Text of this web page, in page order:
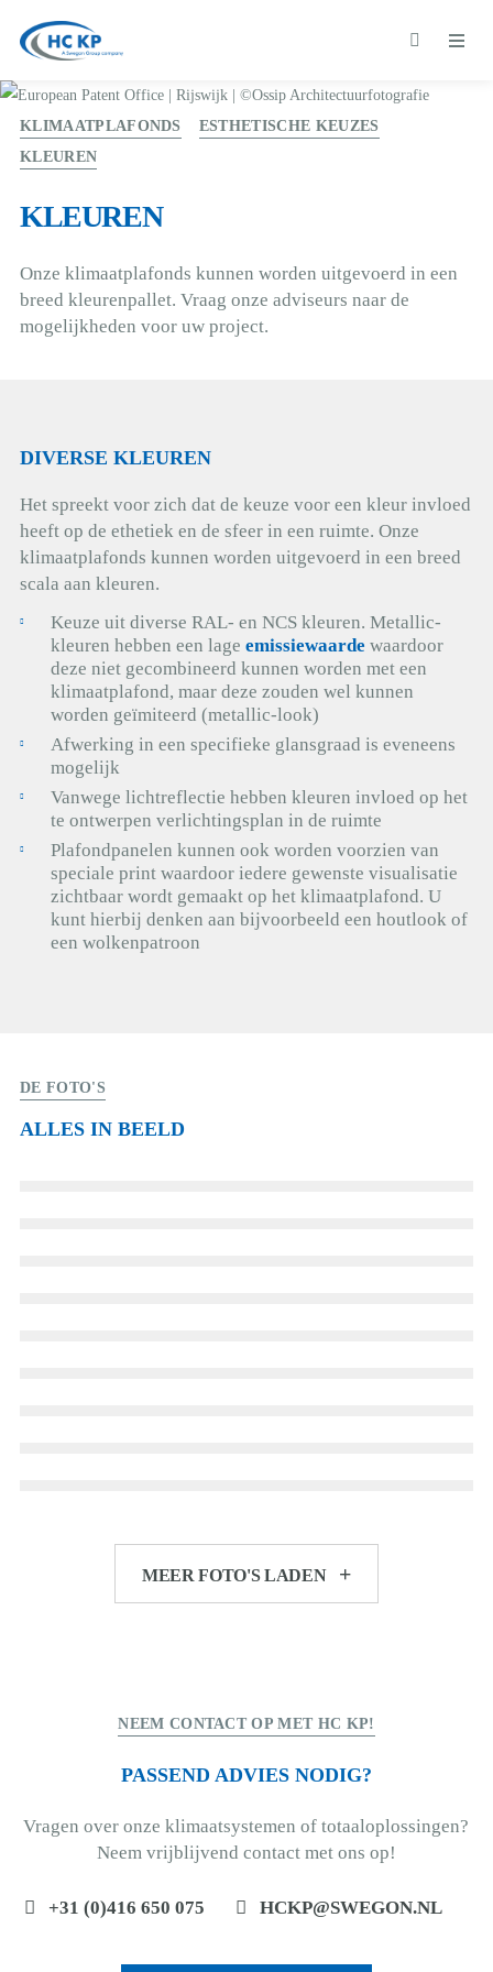
KLIMAATPLAFONDS
ESTHETISCHE KEUZES
KLEUREN
KLEUREN
Onze klimaatplafonds kunnen worden uitgevoerd in een
breed kleurenpallet. Vraag onze adviseurs naar de
mogelijkheden voor uw project.
DIVERSE KLEUREN
Het spreekt voor zich dat de keuze voor een kleur invloed
heeft op de ethetiek en de sfeer in een ruimte. Onze
klimaatplafonds kunnen worden uitgevoerd in een breed
scala aan kleuren.
Keuze uit diverse RAL- en NCS kleuren. Metallic-
kleuren hebben een lage emissiewaarde waardoor
deze niet gecombineerd kunnen worden met een
klimaatplafond, maar deze zouden wel kunnen
worden geïmiteerd (metallic-look)
Afwerking in een specifieke glansgraad is eveneens
mogelijk
Vanwege lichtreflectie hebben kleuren invloed op het
te ontwerpen verlichtingsplan in de ruimte
Plafondpanelen kunnen ook worden voorzien van
speciale print waardoor iedere gewenste visualisatie
zichtbaar wordt gemaakt op het klimaatplafond. U
kunt hierbij denken aan bijvoorbeeld een houtlook of
een wolkenpatroon
DE FOTO'S
ALLES IN BEELD
MEER FOTO'S LADEN
NEEM CONTACT OP MET HC KP!
PASSEND ADVIES NODIG?
Vragen over onze klimaatsystemen of totaaloplossingen?
Neem vrijblijvend contact met ons op!
+31 (0)416 650 075 HCKP@SWEGON.NL